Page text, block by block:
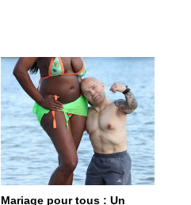
Mariage pour tous : Un